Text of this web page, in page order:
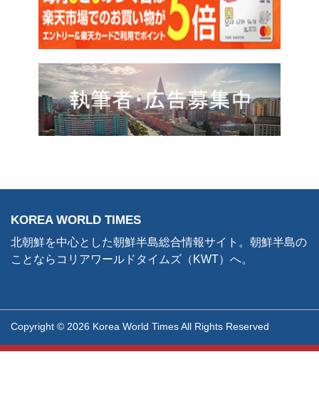
KOREA WORLD TIMES
北朝鮮を中心とした朝鮮半島総合情報サイト。朝鮮半島の
ことならコリアワールドタイムズ（KWT）へ。
Copyright © 2026 Korea World Times All Rights Reserved